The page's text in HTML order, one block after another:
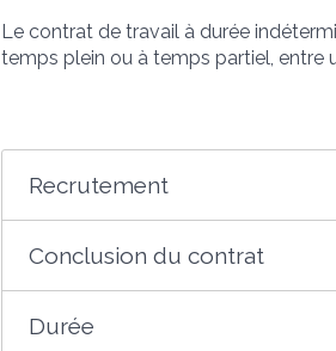
Le contrat de travail à durée
temps plein ou à temps partiel, entre
Recrutement
Conclusion du contrat
Durée